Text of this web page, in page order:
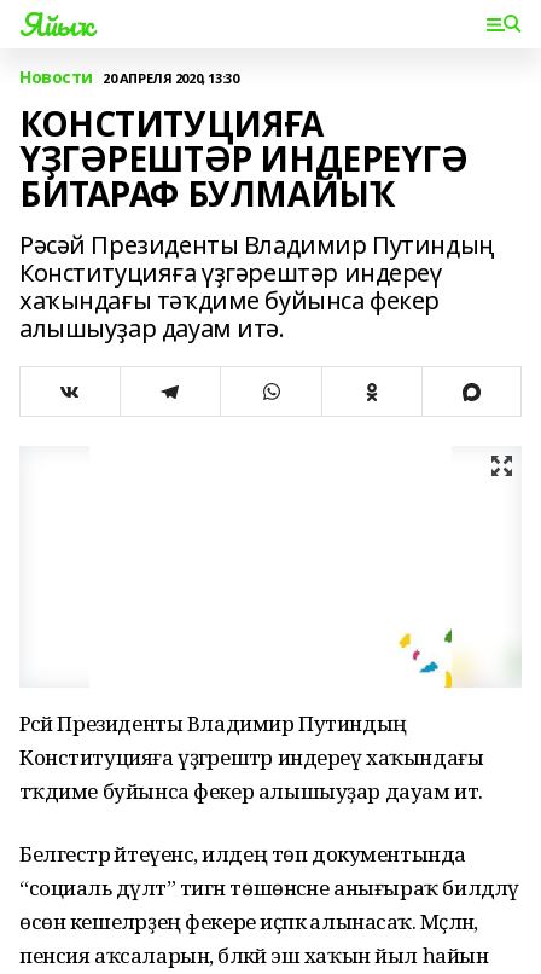
Яйыҡ
Новости 20 АПРЕЛЯ 2020, 13:30
КОНСТИТУЦИЯҒА
ҮҘГӘРЕШТӘР ИНДЕРЕҮГӘ
БИТАРАФ БУЛМАЙЫҠ
Рәсәй Президенты Владимир Путиндың
Конституцияға үҙгәрештәр индереү
хаҡындағы тәҡдиме буйынса фекер
алышыуҙар дауам итә.
Рәсәй Президенты Владимир Путиндың
Конституцияға үҙгәрештәр индереү хаҡындағы
тәҡдиме буйынса фекер алышыуҙар дауам итә.
Белгестәр әйтеүенсә, илдең төп документында
“социаль дәүләт” тигән төшөнсәне анығыраҡ билдәләү
өсөн кешеләрҙең фекере иҫәпкә алынасаҡ. Мәҫәлән,
пенсия аҡсаларын, бәләкәй эш хаҡын йыл һайын